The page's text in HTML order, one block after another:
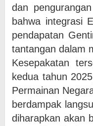
dan
bahwa integrasi
pendapatan
tantangan dalam
Kesepakatan
kedua tahun
Permainan
berdampak
diharapkan akan